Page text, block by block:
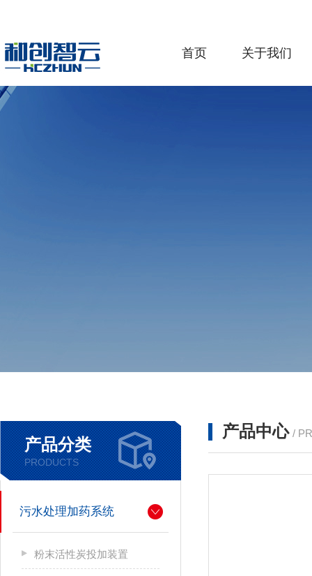
首页 关于我们
产品分类
PRODUCTS
污水处理加药系统
粉末活性炭投加装置
产品中心 /